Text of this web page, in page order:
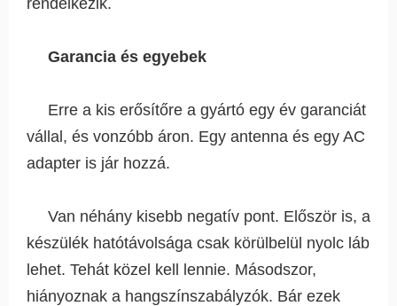
Garancia és egyebek
Erre a kis erősítőre a gyártó egy év garanciát
vállal, és vonzóbb áron. Egy antenna és egy AC
adapter is jár hozzá.
Van néhány kisebb negatív pont. Először is, a
készülék hatótávolsága csak körülbelül nyolc láb
lehet. Tehát közel kell lennie. Másodszor,
hiányoznak a hangszínszabályzók. Bár ezek